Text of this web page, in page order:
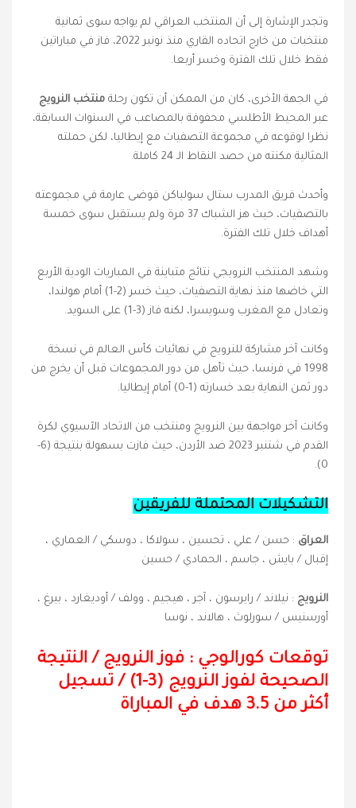
وتجدر الإشارة إلى أن المنتخب العراقي لم يواجه سوى ثمانية
منتخبات من خارج اتحاده القاري منذ نونبر 2022، فاز في مباراتين
فقط خلال تلك الفترة وخسر أربعا.
في الجهة الأخرى، كان من الممكن أن تكون رحلة منتخب النرويج
عبر المحيط الأطلسي محفوفة بالمصاعب في السنوات السابقة،
نظرا لوقوعه في مجموعة التصفيات مع إيطاليا، لكن حملته
المثالية مكنته من حصد النقاط الـ 24 كاملة.
وأحدث فريق المدرب ستال سولباكن فوضى عارمة في مجموعته
بالتصفيات، حيث هز الشباك 37 مرة ولم يستقبل سوى خمسة
أهداف خلال تلك الفترة.
وشهد المنتخب النرويجي نتائج متباينة في المباريات الودية الأربع
التي خاضها منذ نهاية التصفيات، حيث خسر (2-1) أمام هولندا،
وتعادل مع المغرب وسويسرا، لكنه فاز (3-1) على السويد.
وكانت آخر مشاركة للنرويج في نهائيات كأس العالم في نسخة
1998 في فرنسا، حيث تأهل من دور المجموعات قبل أن يخرج من
دور ثمن النهاية بعد خسارته (1-0) أمام إيطاليا.
وكانت آخر مواجهة بين النرويج ومنتخب من الاتحاد الآسيوي لكرة
القدم في شتنبر 2023 ضد الأردن، حيث فازت بسهولة بنتيجة (6-
0).
التشكيلات المحتملة للفريقين
العراق : حسن / علي ، تحسين ، سولاكا ، دوسكي / العماري ،
إقبال / بايش ، جاسم ، الحمادي / حسين
النرويج : نيلاند / رايرسون ، آجر ، هيجيم ، وولف / أوديغارد ، بيرغ ،
أورسنيس / سورلوث ، هالاند ، نوسا
توقعات كورالوجي : فوز النرويج /النتيجة
الصحيحة لفوز النرويج (3-
1) / تسجيل
أكثر من 3.5 هدف في المباراة